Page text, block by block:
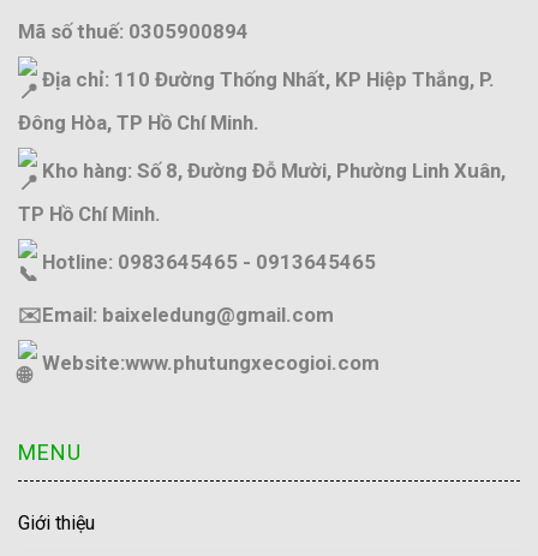
Mã số thuế: 0305900894
Địa chỉ: 110 Đường Thống Nhất, KP Hiệp Thắng, P.
Đông Hòa, TP Hồ Chí Minh.
Kho hàng: Số 8, Đường Đỗ Mười, Phường Linh Xuân,
TP Hồ Chí Minh.
Hotline: 0983645465 - 0913645465
✉️Email: baixeledung@gmail.com
Website:www.phutungxecogioi.com
MENU
Giới thiệu